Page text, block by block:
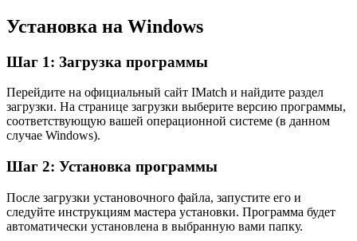
Установка на Windows
Шаг 1: Загрузка программы
Перейдите на официальный сайт IMatch и найдите раздел
загрузки. На странице загрузки выберите версию программы,
соответствующую вашей операционной системе (в данном
случае Windows).
Шаг 2: Установка программы
После загрузки установочного файла, запустите его и
следуйте инструкциям мастера установки. Программа будет
автоматически установлена в выбранную вами папку.